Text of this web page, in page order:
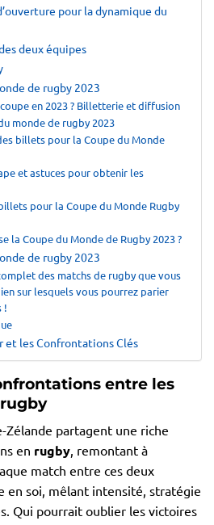
pour la dynamique du
deux équipes
de rugby 2023
en 2023 ? Billetterie et diffusion
monde de rugby 2023
billets pour la Coupe du Monde
et astuces pour obtenir les
pour la Coupe du Monde Rugby
la Coupe du Monde de Rugby 2023 ?
de rugby 2023
des matchs de rugby que vous
sur lesquels vous pourrez parier
!
et les Confrontations Clés
entre les
Zélande partagent une riche
en rugby, remontant à
match entre ces deux
en soi, mêlant intensité, stratégie
Qui pourrait oublier les victoires